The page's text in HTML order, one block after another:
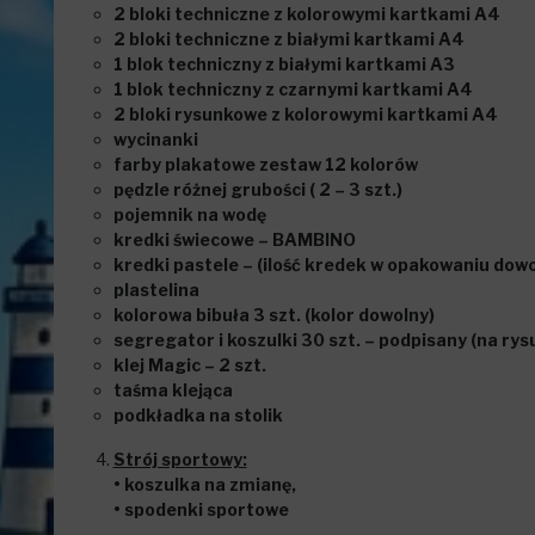
2 bloki techniczne z kolorowymi kartkami A4
2 bloki techniczne z białymi kartkami A4
1 blok techniczny z białymi kartkami A3
1 blok techniczny z czarnymi kartkami A4
2 bloki rysunkowe z kolorowymi kartkami A4
wycinanki
farby plakatowe zestaw 12 kolorów
pędzle różnej grubości ( 2 – 3 szt.)
pojemnik na wodę
kredki świecowe – BAMBINO
kredki pastele – (ilość kredek w opakowaniu
plastelina
kolorowa bibuła 3 szt. (kolor dowolny)
segregator i koszulki 30 szt. – podpisany (na
klej Magic – 2 szt.
taśma klejąca
podkładka na stolik
Strój sportowy:
• koszulka na zmianę,
• spodenki sportowe